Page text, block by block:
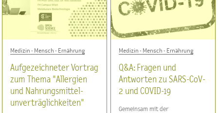
Medizin - Mensch - Ernährung
Aufgezeichneter Vortrag
zum Thema "Allergien
und Nahrungsmittel-
unverträglichkeiten"
Medizin - Mensch - Ernährung
Q&A: Fragen und
Antworten zu SARS-CoV-
2 und COVID-19
Gemeinsam mit der